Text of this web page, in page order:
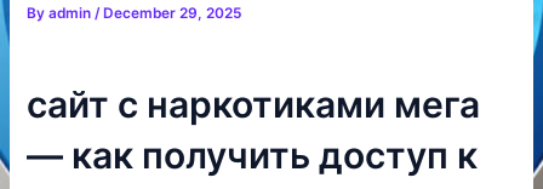
Byadmin/ December 29, 2025
сайт с наркотиками мега
— как получить доступ к